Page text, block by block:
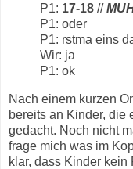
P1: 17-18 //
P1: oder
P1: rstma eins
Wir: ja
P1: ok
Nach einem kurzen
bereits an Kinder, die
gedacht. Noch nicht
frage mich was im
klar, dass Kinder